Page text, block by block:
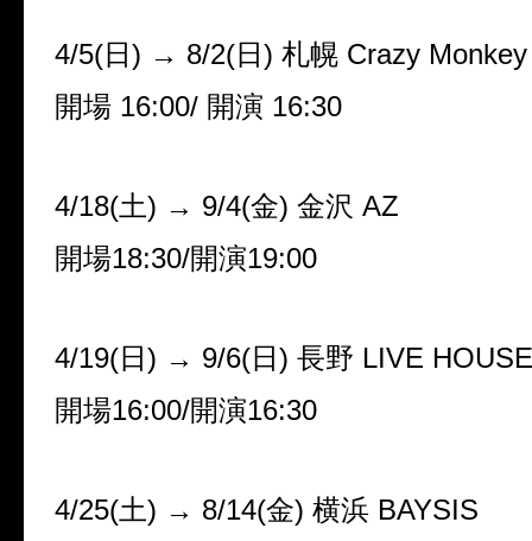
4/5(日 ) → 8/2(日 ) 札幌 Crazy
開場 16:00/ 開演 16:30
4/18(土) → 9/4(金) 金沢 AZ
開場18:30/開演19:00
4/19(日 ) → 9/6(日 ) 長野 LIVE
開場16:00/開演16:30
4/25(土) → 8/14(金) 横浜 BAYSIS